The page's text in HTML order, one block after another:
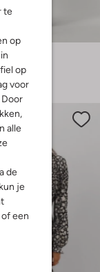
te
op
op
voor
alle
de
je
een
Chapot
€ 99,95